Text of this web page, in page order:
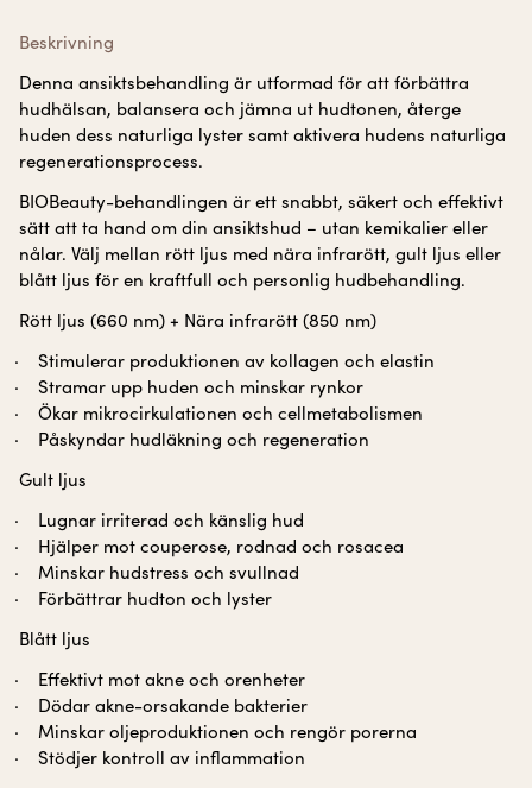
Beskrivning
Denna ansiktsbehandling är utformad för att förbättra
hudhälsan, balansera och jämna ut hudtonen, återge
huden dess naturliga lyster samt aktivera hudens naturliga
regenerationsprocess.
BIOBeauty-behandlingen är ett snabbt, säkert och effektivt
sätt att ta hand om din ansiktshud – utan kemikalier eller
nålar. Välj mellan rött ljus med nära infrarött, gult ljus eller
blått ljus för en kraftfull och personlig hudbehandling.
Rött ljus (660 nm) + Nära infrarött (850 nm)
Stimulerar produktionen av kollagen och elastin
Stramar upp huden och minskar rynkor
Ökar mikrocirkulationen och cellmetabolismen
Påskyndar hudläkning och regeneration
Gult ljus
Lugnar irriterad och känslig hud
Hjälper mot couperose, rodnad och rosacea
Minskar hudstress och svullnad
Förbättrar hudton och lyster
Blått ljus
Effektivt mot akne och orenheter
Dödar akne-orsakande bakterier
Minskar oljeproduktionen och rengör porerna
Stödjer kontroll av inflammation